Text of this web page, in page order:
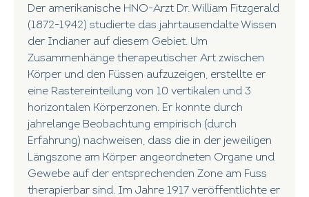
Der amerikanische HNO-Arzt Dr. William Fitzgerald
(1872-1942) studierte das jahrtausendalte Wissen
der Indianer auf diesem Gebiet. Um
Zusammenhänge therapeutischer Art zwischen
Körper und den Füssen aufzuzeigen, erstellte er
eine Rastereinteilung von 10 vertikalen und 3
horizontalen Körperzonen. Er konnte durch
jahrelange Beobachtung empirisch (durch
Erfahrung) nachweisen, dass die in der jeweiligen
Längszone am Körper angeordneten Organe und
Gewebe auf der entsprechenden Zone am Fuss
therapierbar sind. Im Jahre 1917 veröffentlichte er